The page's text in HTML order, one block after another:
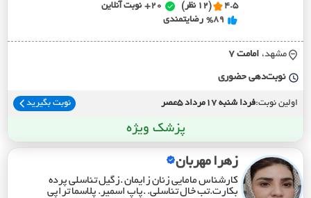
4.5 (12 نظر) 20+
نوبت آنلاین
%89 رضایتمندی
مشهد، امامت 7
نوبت‌دهی حضوری
اولین نوبت:فردا شنبه 17مرداد 5عصر نوبت بگیرید
پزشک ویژه
زهرا مهربان
کارشناس مامایی زنان زایمان .زگیل تناسلی پرده
بکارت.تب خال تناسلی. .پاپ اسمیر. پلاسما تراپی